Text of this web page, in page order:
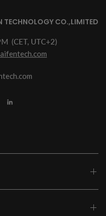
TECHNOLOGY CO.,LIMITED
(CET, UTC+2)